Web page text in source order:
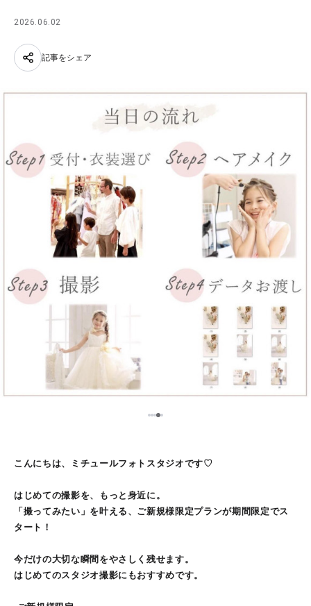
2026.06.02
記事をシェア
1234
こんにちは、ミチュールフォトスタジオです♡
はじめての撮影を、もっと身近に。
「撮ってみたい」を叶える、ご新規様限定プランが期間限定でス
タート！
今だけの大切な瞬間をやさしく残せます。
はじめてのスタジオ撮影にもおすすめです。